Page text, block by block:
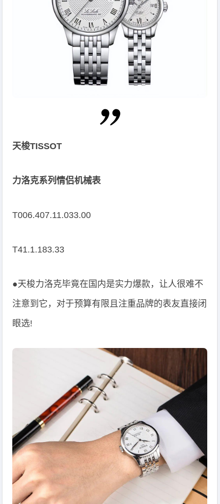
天梭TISSOT
力洛克系列情侣机械表
T006.407.11.033.00
T41.1.183.33
●天梭力洛克毕竟在国内是实力爆款，让人很难不
注意到它，对于预算有限且注重品牌的表友直接闭
眼选!